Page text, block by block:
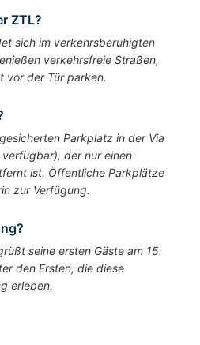
ZTL?
sich im verkehrsberuhigten
verkehrsfreie Straßen,
vor der Tür parken.
Parkplatz in der Via
der nur einen
ist. Öffentliche Parkplätze
zur Verfügung.
seine ersten Gäste am 15.
den Ersten, die diese
erleben.